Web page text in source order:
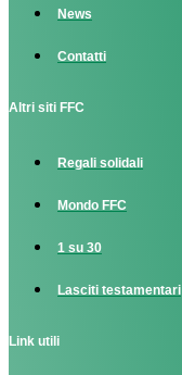
News
Contatti
Altri siti FFC
Regali solidali
Mondo FFC
1 su 30
Lasciti testamentari
Link utili